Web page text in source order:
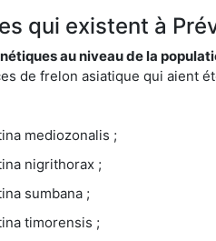
qui existent à
au niveau de la
de frelon asiatique qui aient
mediozonalis ;
nigrithorax ;
sumbana ;
timorensis ;